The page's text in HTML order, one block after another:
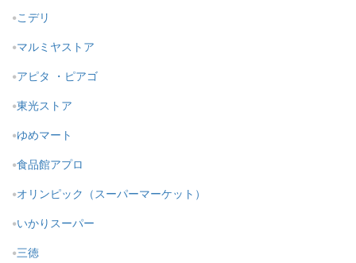
こデリ
マルミヤストア
アピタ ・ピアゴ
東光ストア
ゆめマート
食品館アプロ
オリンピック（スーパーマーケット）
いかりスーパー
三徳